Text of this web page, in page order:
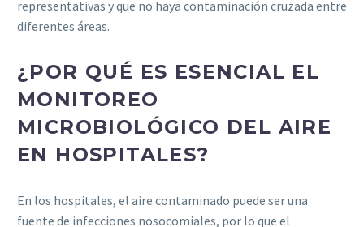
representativas y que no haya contaminación cruzada entre
diferentes áreas.
¿POR QUÉ ES ESENCIAL EL
MONITOREO
MICROBIOLÓGICO DEL AIRE
EN HOSPITALES?
En los hospitales, el aire contaminado puede ser una
fuente de infecciones nosocomiales, por lo que el